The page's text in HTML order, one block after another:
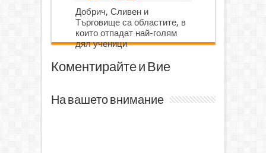
Добрич, Сливен и
Търговище са областите, в
които отпадат най-голям
дял ученици
Коментирайте и Вие
На вашето внимание